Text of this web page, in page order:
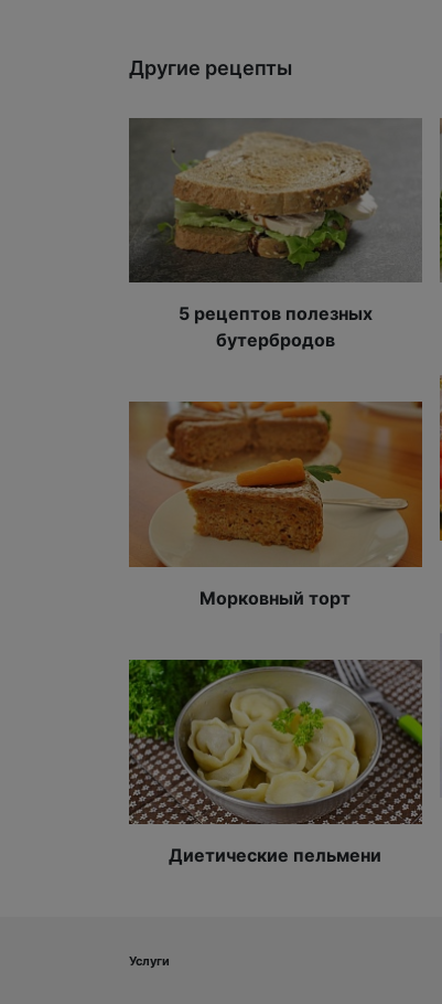
Другие рецепты
5 рецептов полезных
бутербродов
Морковный торт
Диетические пельмени
Услуги